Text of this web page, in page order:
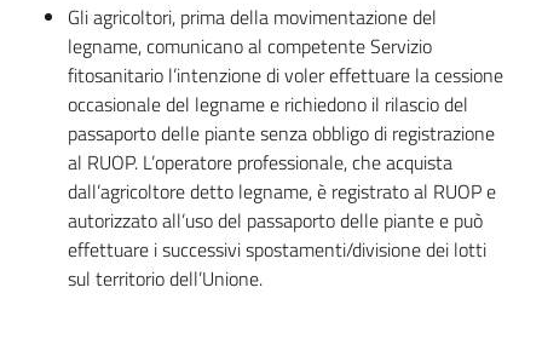
Gli agricoltori, prima della movimentazione del
legname, comunicano al competente Servizio
fitosanitario l’intenzione di voler effettuare la cessione
occasionale del legname e richiedono il rilascio del
passaporto delle piante senza obbligo di registrazione
al RUOP. L’operatore professionale, che acquista
dall’agricoltore detto legname, è registrato al RUOP e
autorizzato all’uso del passaporto delle piante e può
effettuare i successivi spostamenti/divisione dei lotti
sul territorio dell’Unione.